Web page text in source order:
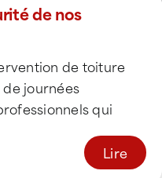
de nos
de toiture
de journées
qui
Lire